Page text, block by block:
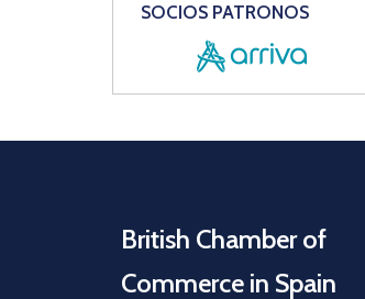
SOCIOS PATRONOS
British Chamber of
Commerce in Spain